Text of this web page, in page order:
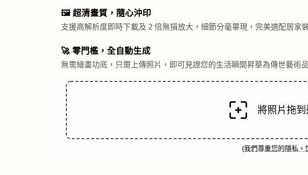
🖼️ 超清畫質，隨心沖印
支援高解析度即時下載及 2 倍無損放大，細節分毫畢現，完美適配居家
🚀 零門檻，全自動生成
無需繪畫功底，只需上傳照片，即可見證您的生活瞬間昇華為傳世藝術
將照片拖
(我們尊重您的隱私。